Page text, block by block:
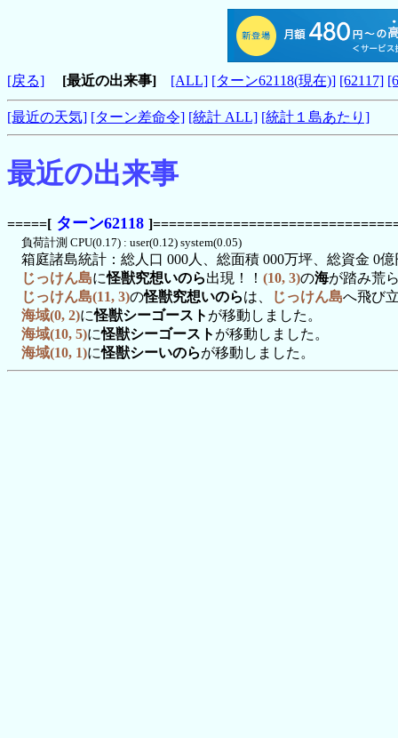
[戻る] [最近の出来事] [ALL] [ターン62118(現在)] [62117]
[最近の天気] [ターン差命令] [統計 ALL] [統計１島あたり]
最近の出来事
=====[ ターン62118
負荷計測 CPU(0.17) : user(0.12) system(0.05)
箱庭諸島統計：総人口 000人、総面積 000万坪、総資金 0億
じっけん島に怪獣究想いのら出現！！ (10, 3)の海が踏み荒
じっけん島(11, 3)の怪獣究想いのらは、 じっけん島へ飛び
海域(0, 2)に怪獣シーゴースト が移動しました。
海域(10, 5)に怪獣シーゴースト が移動しました。
海域(10, 1)に怪獣シーいのらが移動しました。